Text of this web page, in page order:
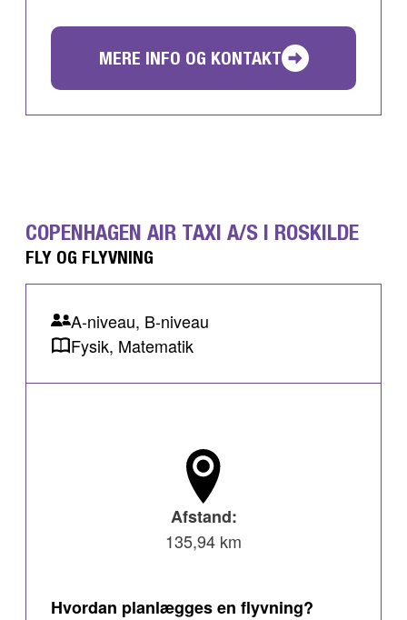
MERE INFO OG KONTAKT
COPENHAGEN AIR TAXI A/S I ROSKILDE
FLY OG FLYVNING
A-niveau, B-niveau
Fysik, Matematik
Afstand:
135,94 km
Hvordan planlægges en flyvning?